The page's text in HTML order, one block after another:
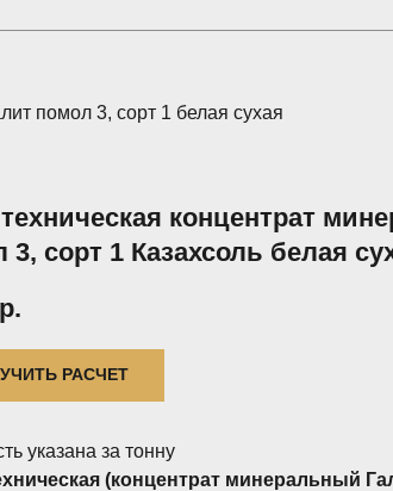
помол 3, сорт 1 белая сухая
концентрат
3, сорт 1 Казахсоль белая
р.
РАСЧЕТ
указана за тонну
(концентрат минеральный